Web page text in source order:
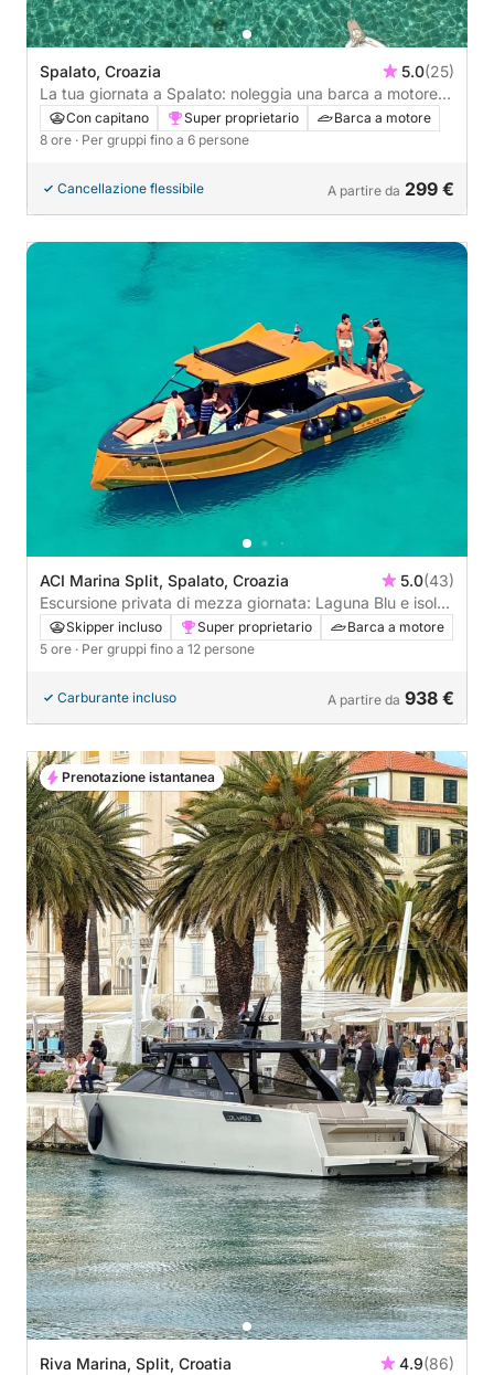
Spalato, Croazia 5.0(25)
La tua giornata a Spalato: noleggia una barca a motore
per 8 ore alla scoperta della città.
Con capitano Super proprietario
Barca a motore
8 ore · Per gruppi fino a 6 persone
Cancellazione flessibile A partire da 299 €
ACI Marina Split, Spalato, Croazia 5.0(43)
Escursione privata di mezza giornata: Laguna Blu e isola
di Čiovo
Skipper incluso Super proprietario
Barca a motore
5 ore · Per gruppi fino a 12 persone
Carburante incluso A partire da 938 €
Riva Marina, Split, Croatia 4.9(86)
Prenotazione istantanea